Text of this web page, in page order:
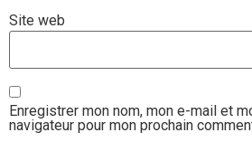
Site web
Enregistrer mon nom, mon e-mail et
navigateur pour mon prochain